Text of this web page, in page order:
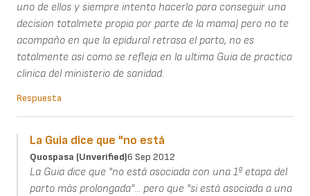
uno de ellos y siempre intento hacerlo para conseguir una
decision totalmete propia por parte de la mama) pero no te
acompaño en que la epidural retrasa el parto, no es
totalmente asi como se refleja en la ultima Guia de practica
clinica del ministerio de sanidad.
Respuesta
La Guia dice que "no está
Quospasa (unverified)6 Sep 2012
La Guia dice que "no está asociada con una 1ª etapa del
parto más prolongada"... pero que "si está asociada a una